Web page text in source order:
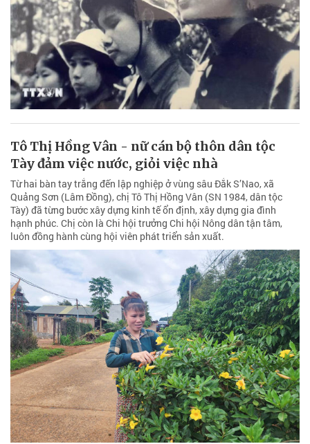
Tô Thị Hồng Vân - nữ cán bộ thôn dân tộc
Tày đảm việc nước, giỏi việc nhà
Từ hai bàn tay trắng đến lập nghiệp ở vùng sâu Đắk S’Nao, xã
Quảng Sơn (Lâm Đồng), chị Tô Thị Hồng Vân (SN 1984, dân tộc
Tày) đã từng bước xây dựng kinh tế ổn định, xây dựng gia đình
hạnh phúc. Chị còn là Chi hội trưởng Chi hội Nông dân tận tâm,
luôn đồng hành cùng hội viên phát triển sản xuất.